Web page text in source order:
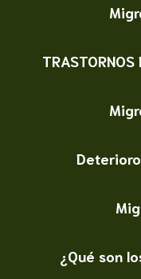
¿Qué son